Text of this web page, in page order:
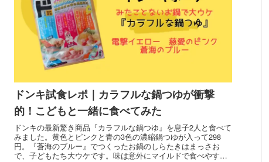
ドンキ試食レポ｜カラフルな鍋つゆが衝撃
的！こどもと一緒に食べてみた
ドンキの最新驚き商品『カラフルな鍋つゆ』を息子2人と食べて
みました。黄色とピンクと青の3色の濃縮鍋つゆが入って298
円。『蒼海のブルー』でつくったお鍋のしらたきはまっさお
で、子どもたち大ウケです。味は意外にマイルドで食べやすい